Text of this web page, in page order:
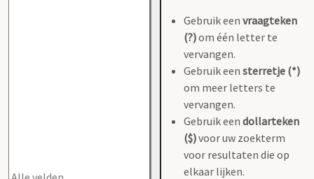
Gebruik een vraagteken
(?)om één letter te
vervangen.
Gebruik een sterretje (*)
om meer letters te
vervangen.
Gebruik een dollarteken
($)voor uw zoekterm
voor resultaten die op
elkaar lijken.